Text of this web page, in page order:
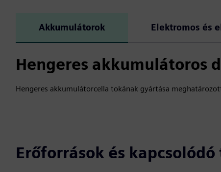
Akkumulátorok Elektromos és
Hengeres akkumulátoros
Hengeres akkumulátorcella tokának gyártása
Erőforrások és